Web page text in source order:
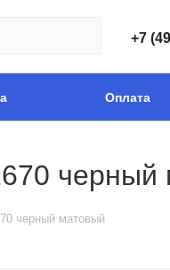
+7
Оплата
черный
черный матовый